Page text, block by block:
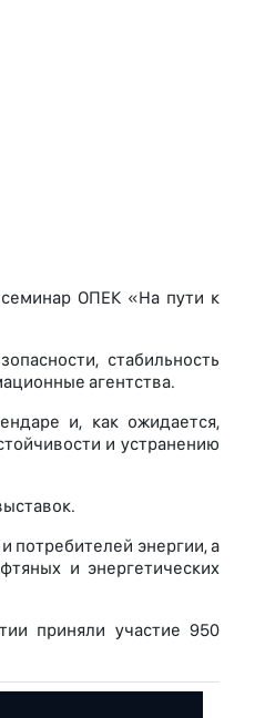
ОПЕК «На пути к
стабильность
агентства.
и, как ожидается,
и устранению
потребителей энергии, а
и энергетических
приняли участие 950